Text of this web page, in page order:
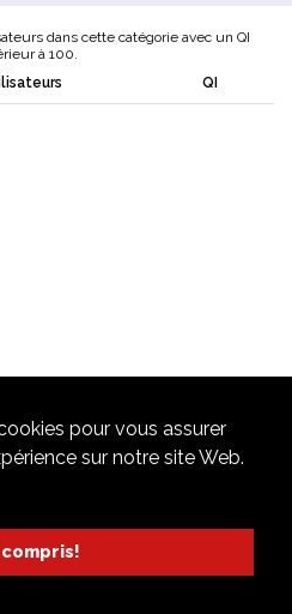
pour vous assurer
sur notre site Web.
dans cette catégorie avec un QI
à 100.
QI